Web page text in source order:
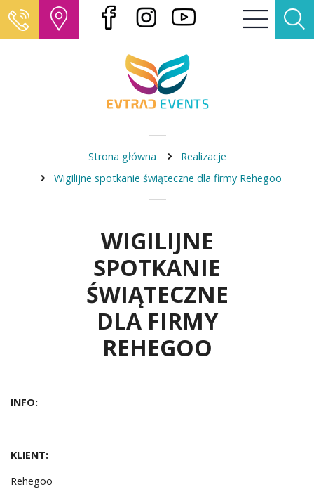
Strona główna
Realizacje
Wigilijne spotkanie świąteczne dla firmy Rehegoo
WIGILIJNE
SPOTKANIE
ŚWIĄTECZNE
DLA FIRMY
REHEGOO
INFO:
KLIENT:
Rehegoo